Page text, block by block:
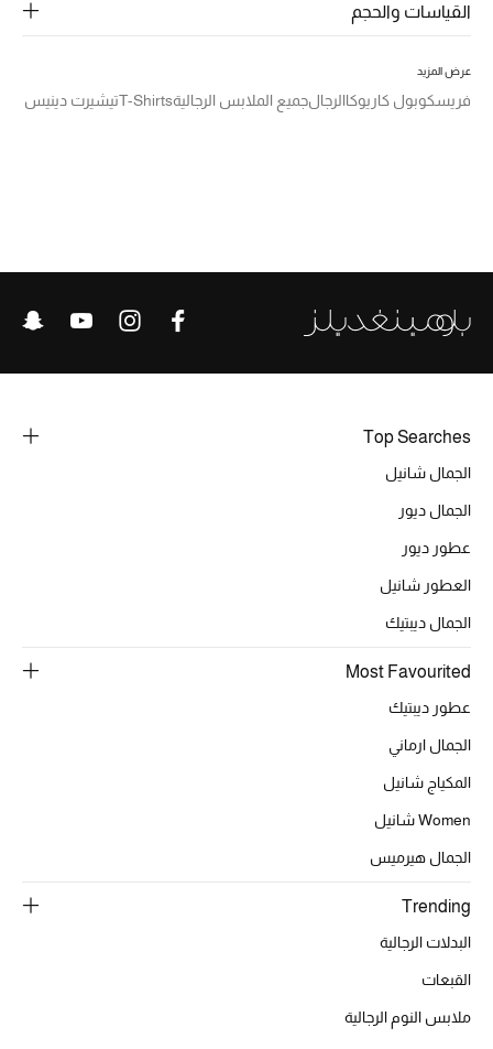
النساء
عرض جميع المنتجات
ما وصلنا حديثاً
ركن أناقة المنتجعات
تشكيلة المناسبات للنساء
الملابس الرياضية النسائية
تشكيلة الأعراس
هدايا للنساء
ركن الفخامة
القياسات والحجم
عرض المزيد
فريسكوبول كاريوكاالرجالجميع الملابس الرجاليةT-Shirtsتيشيرت دينيس
Top Searches
الجمال شانيل
الجمال ديور
عطور ديور
العطور شانيل
الجمال ديبتيك
Most Favourited
عطور ديبتيك
الجمال ارماني
المكياج شانيل
Women شانيل
الجمال هيرميس
Trending
البدلات الرجالية
القبعات
ملابس النوم الرجالية